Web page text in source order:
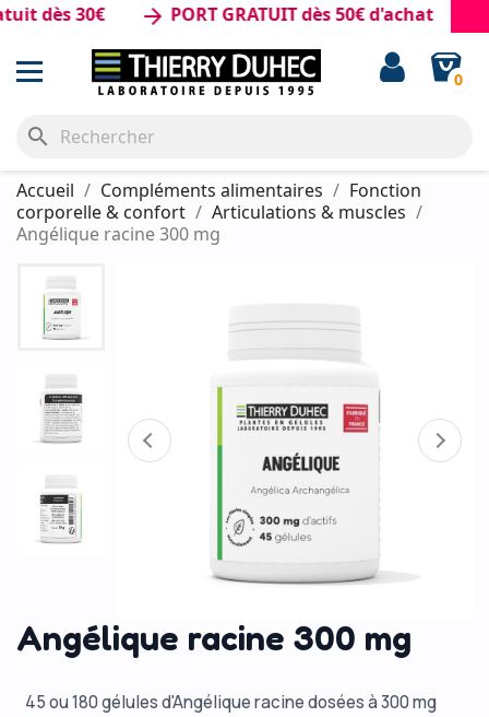
30€ arrow_forward PORT GRATUIT dès 50€ d'achat
0
search
Accueil Compléments alimentaires
Fonction
corporelle & confort
Articulations & muscles
Angélique racine 300 mg
Angélique racine 300 mg
45 ou 180 gélules d'Angélique racine dosées à 300 mg